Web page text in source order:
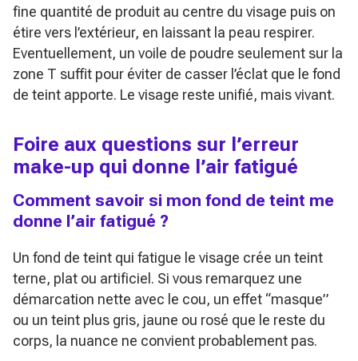
fine quantité de produit au centre du visage puis on
étire vers l’extérieur, en laissant la peau respirer.
Eventuellement, un voile de poudre seulement sur la
zone T suffit pour éviter de casser l’éclat que le fond
de teint apporte. Le visage reste unifié, mais vivant.
Foire aux questions sur l’erreur
make-up qui donne l’air fatigué
Comment savoir si mon fond de teint me
donne l’air fatigué ?
Un fond de teint qui fatigue le visage crée un teint
terne, plat ou artificiel. Si vous remarquez une
démarcation nette avec le cou, un effet “masque”
ou un teint plus gris, jaune ou rosé que le reste du
corps, la nuance ne convient probablement pas.